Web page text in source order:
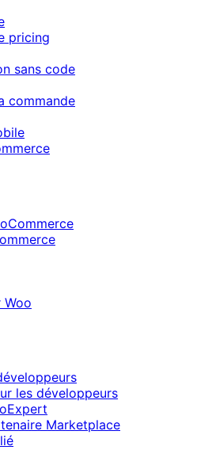
pricing
sans code
commande
Woo
les développeurs
Marketplace